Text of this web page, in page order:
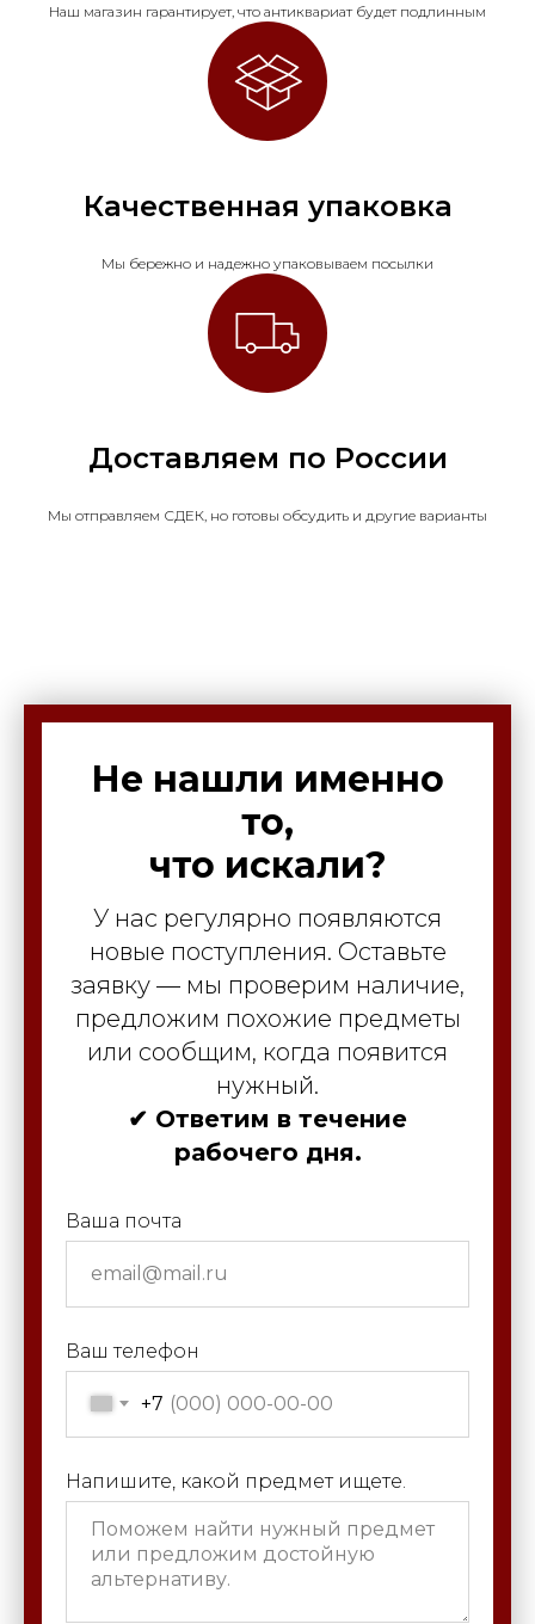
Наш магазин гарантирует, что антиквариат будет подлинным
Качественная упаковка
Мы бережно и надежно упаковываем посылки
Доставляем по России
Мы отправляем СДЕК, но готовы обсудить и другие варианты
Не нашли именно
то,
что искали?
У нас регулярно появляются
новые поступления. Оставьте
заявку — мы проверим наличие,
предложим похожие предметы
или сообщим, когда появится
нужный.
✔ Ответим в течение
рабочего дня.
Ваша почта
Ваш телефон
+7
Напишите, какой предмет ищете.